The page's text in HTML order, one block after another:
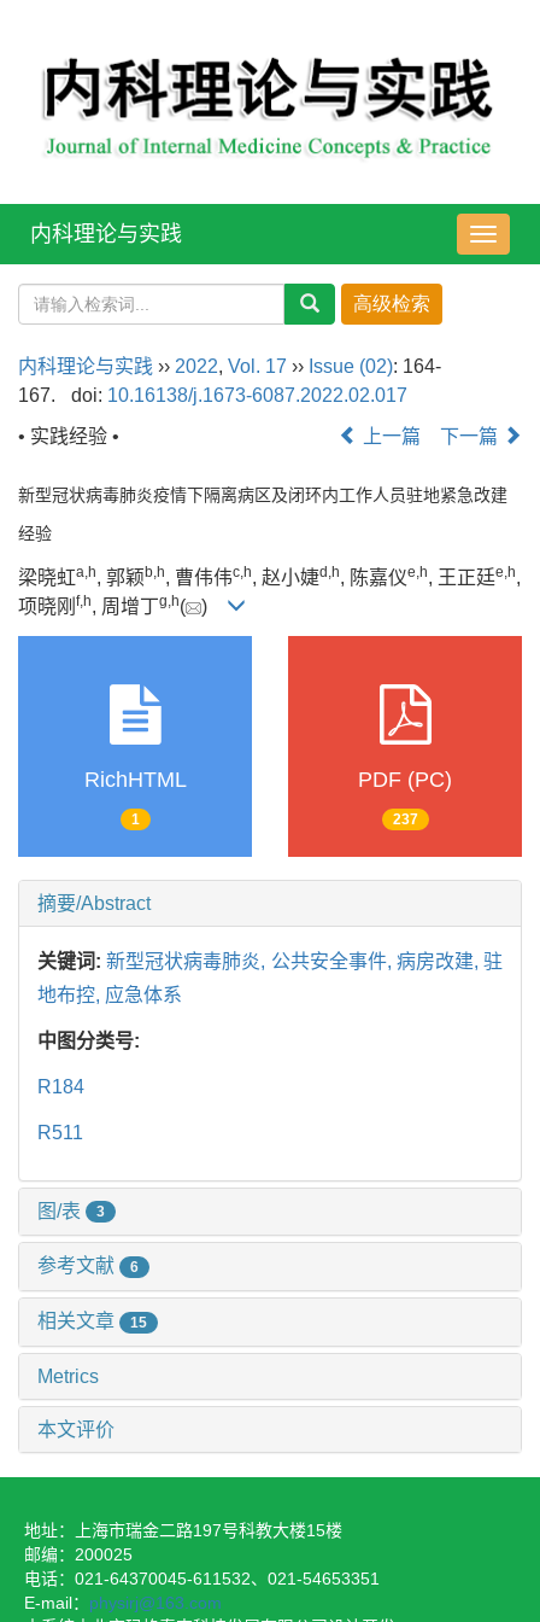
导
航
内科理论与实践
内科理论与实践 ›› 2022, Vol. 17 ›› Issue (02): 164-
167.
doi: 10.16138/j.1673-6087.2022.02.017
• 实践经验 •
上一篇 下一篇
新型冠状病毒肺炎疫情下隔离病区及闭环内工作人员驻地紧急改建
经验
梁晓虹a h, 郭颖b h, 曹伟伟c h, 赵小婕d h, 陈嘉仪e h, 王正廷e h,
项晓刚 f,h, 周增丁g h( )
RichHTML
1
PDF (PC)
237
摘要/Abstract
关键词:新型冠状病毒肺炎, 公共安全事件, 病房改建,驻
地布控, 应急体系
中图分类号:
R184
R511
图/表 3
参考文献 6
相关文章 15
Metrics
本文评价
地址：上海市瑞金二路197号科教大楼15楼
邮编：200025
电话：021-64370045-611532、021-54653351
E-mail： physirj@163.com